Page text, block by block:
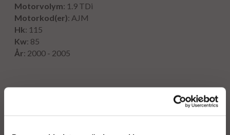
Motorvolym: 1.9 TDi
Motorkod(er): AJM
Hk: 115
Kw: 85
År: 2000 - 2005